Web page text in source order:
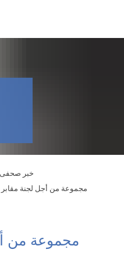
UK
خبر صحفى
مجموعة من أجل لجنة
مجموعة من